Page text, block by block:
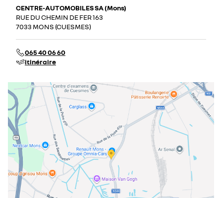
CENTRE-AUTOMOBILES SA (Mons)
RUE DU CHEMIN DE FER 163
7033 MONS (CUESMES)
065 40 06 60
itinéraire